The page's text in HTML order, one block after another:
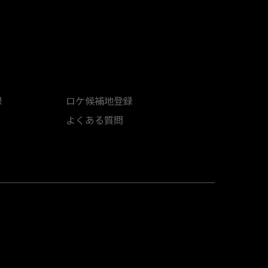
ロケ候補地登録
よくある質問